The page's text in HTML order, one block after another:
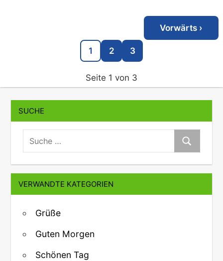
1 2 3
Vorwärts ›
Seite 1 von 3
SUCHE
suche:
Suche
VERWANDTE KATEGORIEN
Grüße
Guten Morgen
Schönen Tag